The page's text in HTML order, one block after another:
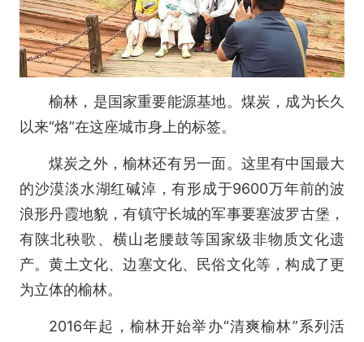
榆林，是国家重要能源基地。煤炭，成为长久
以来“烙”在这座城市身上的标签。
煤炭之外，榆林还有另一面。这里有中国最大
的沙漠淡水湖红碱淖，有形成于9600万年前的波
浪形丹霞地貌，有镇守长城的军事要塞波罗古堡，
有陕北秧歌、横山老腰鼓等国家级非物质文化遗
产。黄土文化、边塞文化、民俗文化等，构成了更
为立体的榆林。
2016年起，榆林开始举办“清爽榆林”系列活